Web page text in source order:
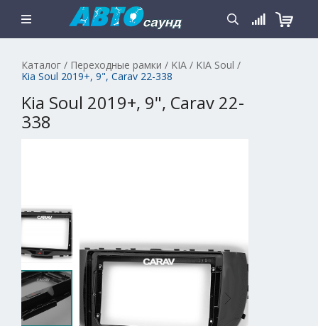
Каталог / Переходные рамки / KIA / KIA Soul /
Kia Soul 2019+, 9", Carav 22-338
Kia Soul 2019+, 9", Carav 22-
338